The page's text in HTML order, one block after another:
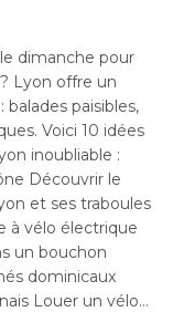
dimanche pour
Lyon offre un
paisibles,
Voici 10 idées
inoubliable :
Découvrir le
et ses traboules
à vélo électrique
un bouchon
dominicaux
Louer un vélo…